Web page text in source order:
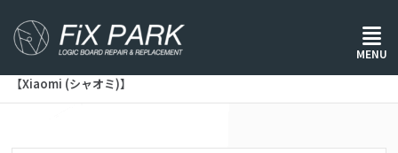
MENU
ホーム/ 修理レポート/
【Xiaomi (シャオミ)】